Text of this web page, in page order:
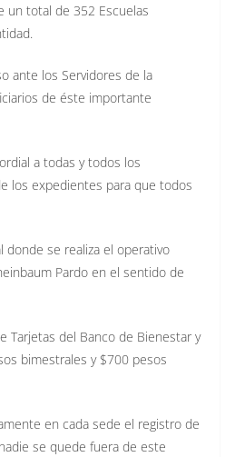
un total de 352 Escuelas
ante los Servidores de la
de éste importante
a todas y todos los
los expedientes para que todos
donde se realiza el operativo
Pardo en el sentido de
Tarjetas del Banco de Bienestar y
bimestrales y $700 pesos
en cada sede el registro de
se quede fuera de este